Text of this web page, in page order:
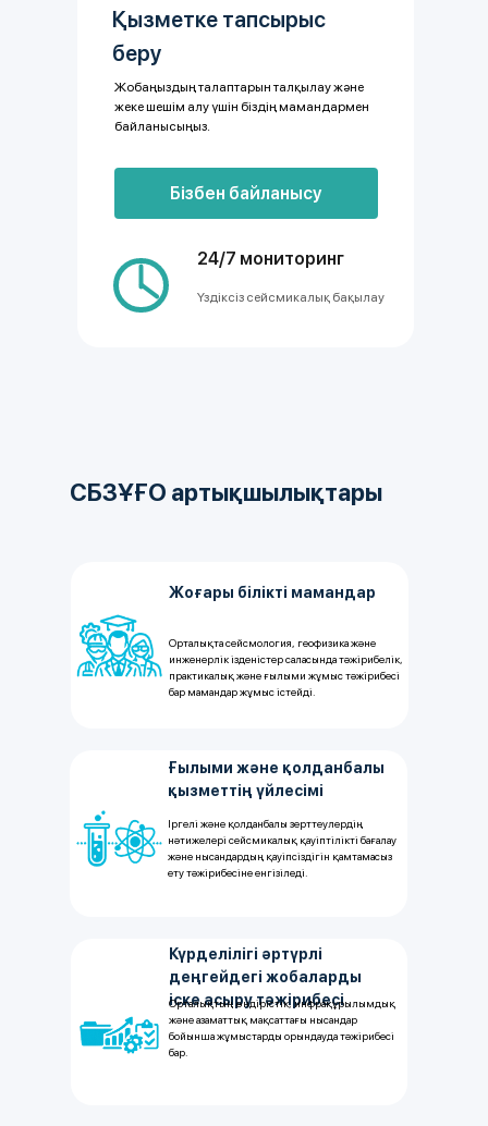
Қызметке тапсырыс
беру
Жобаңыздың талаптарын талқылау және
жеке шешім алу үшін біздің мамандармен
байланысыңыз.
Бізбен байланысу
Үздіксіз сейсмикалық бақылау
24/7 мониторинг
СБЗҰҒО артықшылықтары
Ғылыми және қолданбалы
қызметтің үйлесімі
Іргелі және қолданбалы зерттеулердің
нәтижелері сейсмикалық қауіптілікті бағалау
және нысандардың қауіпсіздігін қамтамасыз
ету тәжірибесіне енгізіледі.
Жоғары білікті мамандар
Орталықта сейсмология, геофизика және
инженерлік ізденістер саласында тәжірибелік,
практикалық және ғылыми жұмыс тәжірибесі
бар мамандар жұмыс істейді.
Күрделілігі әртүрлі
деңгейдегі жобаларды
іске асыру тәжірибесі
Орталықтың өндірістік, инфрақұрылымдық
және азаматтық мақсаттағы нысандар
бойынша жұмыстарды орындауда тәжірибесі
бар.